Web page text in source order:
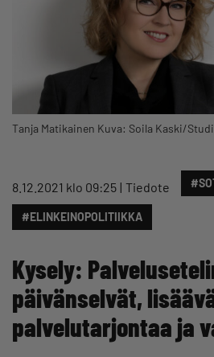
Tanja Matikainen Kuva: Soila Kaski/
8.12.2021 klo 09:25 Tiedote
#ELINKEINOPOLITIIKKA
Kysely:
päivänselvät,
palvelutarjontaa ja